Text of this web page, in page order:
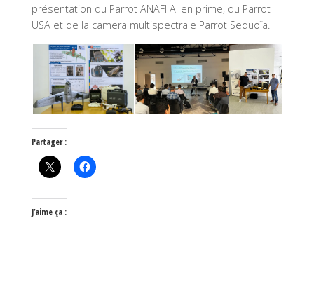
présentation du Parrot ANAFI AI en prime, du Parrot
USA et de la camera multispectrale Parrot Sequoïa.
Partager :
J’aime ça :